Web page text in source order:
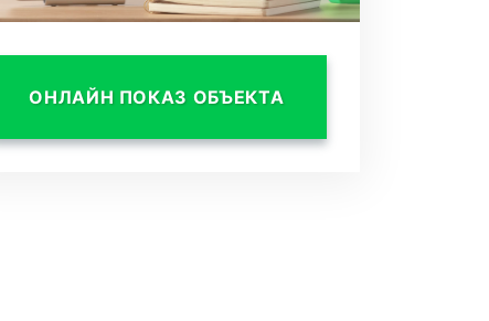
ОНЛАЙН ПОКАЗ ОБЪЕКТА